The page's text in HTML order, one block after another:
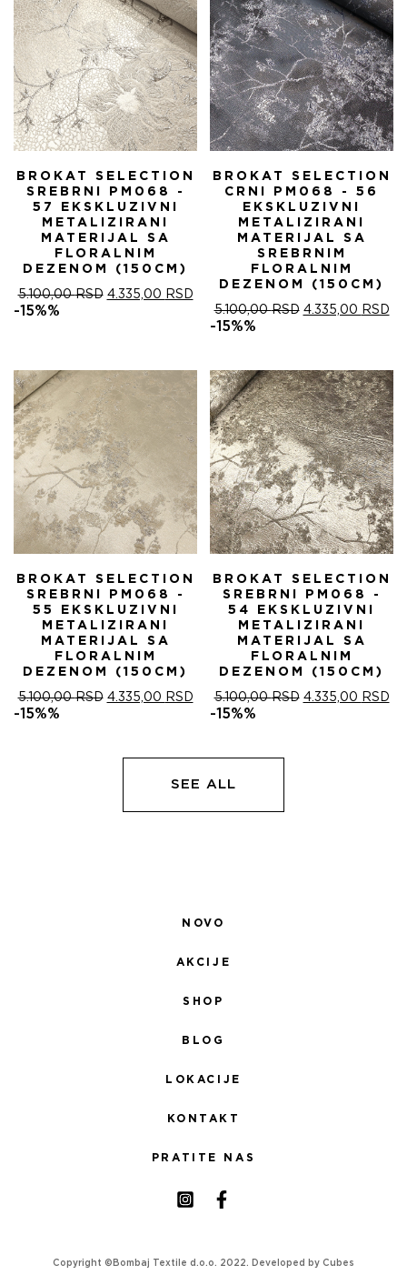
BROKAT SELECTION
SREBRNI PM068 -
57 EKSKLUZIVNI
METALIZIRANI
MATERIJAL SA
FLORALNIM
DEZENOM (150CM)
5.100,00RSD ОРИГИНАЛНА
4.335,00 RSDТРЕНУТНА
ЦЕНА
-15%%
BROKAT SELECTION
CRNI PM068 - 56
EKSKLUZIVNI
METALIZIRANI
MATERIJAL SA
SREBRNIM
FLORALNIM
DEZENOM (150CM)
5.100,00RSD ОРИГИНАЛНА
5.100,00 RSD.
4.335,00 RSD
-15%%
BROKAT SELECTION
SREBRNI PM068 -
55 EKSKLUZIVNI
METALIZIRANI
MATERIJAL SA
FLORALNIM
DEZENOM (150CM)
5.100,00RSD ОРИГИНАЛНА
5.100,00 RSD.
4.335,00 RSDТРЕНУТНА
ЦЕНА
-15%%
BROKAT SELECTION
SREBRNI PM068 -
54 EKSKLUZIVNI
METALIZIRANI
MATERIJAL SA
FLORALNIM
DEZENOM (150CM)
5.100,00RSD ОРИГИНАЛНА
4.335,00 RSD
-15%%
SEE ALL
NOVO
AKCIJE
SHOP
BLOG
LOKACIJE
KONTAKT
PRATITE NAS
Copyright ©Bombaj Textile d.o.o. 2022. Developed by Cubes